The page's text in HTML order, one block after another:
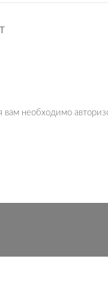
вам необходимо